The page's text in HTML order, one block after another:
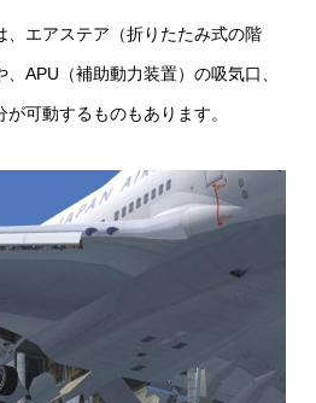
、エアステア（折りたたみ式の階
APU（補助動力装置）の吸気口、
可動するものもあります。